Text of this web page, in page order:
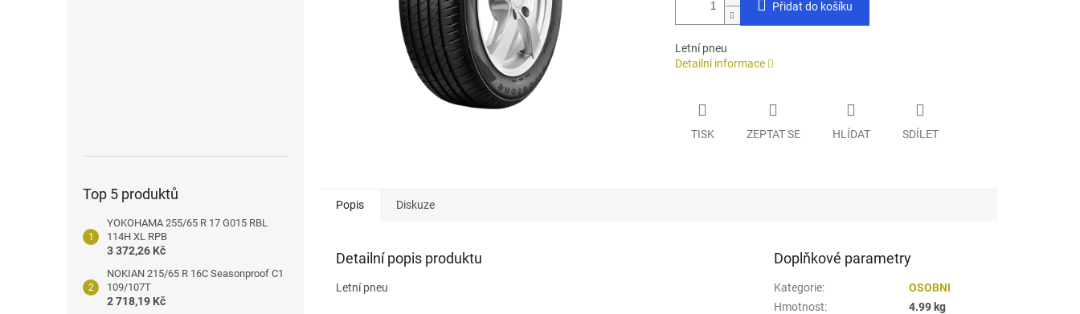
Top 5 produktů
YOKOHAMA 255/65 R 17 G015 RBL
114H XL RPB
3 372,26 Kč
NOKIAN 215/65 R 16C Seasonproof C1
109/107T
2 718,19 Kč
Přidat do košíku
Letní pneu
Detailní informace
TISK ZEPTAT SE HLÍDAT SDÍLET
Popis Diskuze
Detailní popis produktu
Letní pneu
Doplňkové parametry
Kategorie:
OSOBNI
Hmotnost: 4.99 kg